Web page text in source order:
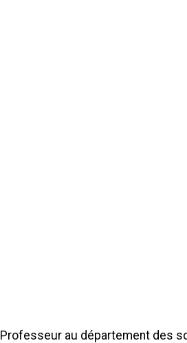
Professeur au département des